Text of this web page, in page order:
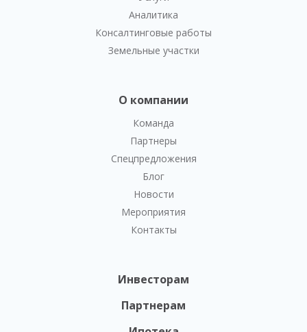
Аналитика
Консалтинговые работы
Земельные участки
О компании
Команда
Партнеры
Спецпредложения
Блог
Новости
Мероприятия
Контакты
Инвесторам
Партнерам